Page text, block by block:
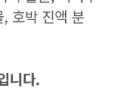
호박 진액 분
니다.